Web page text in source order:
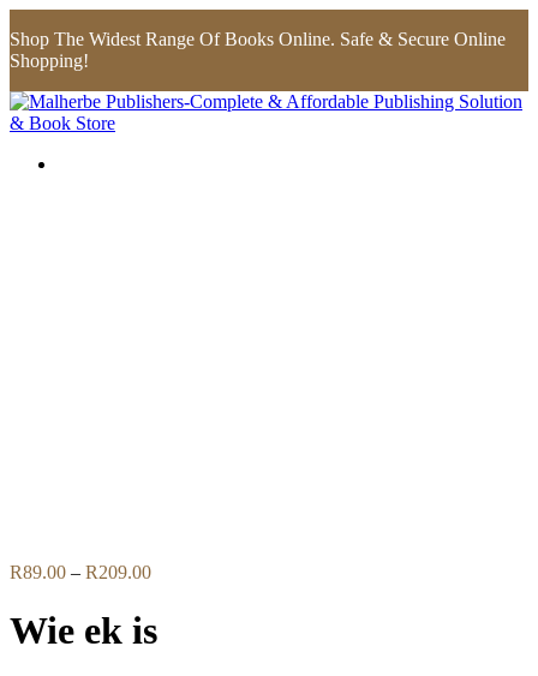
Shop The Widest Range Of Books Online. Safe & Secure Online
Shopping!
R89.00 – R209.00Price
through
Wie ek is